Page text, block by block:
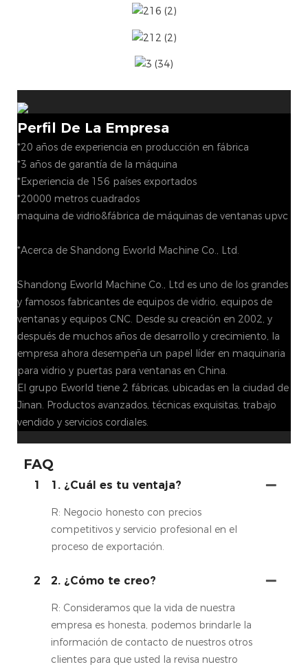
Perfil De La Empresa
*20 años de experiencia en producción en fábrica
*3 años de garantía de la máquina
*Experiencia de 156 países exportados
*20000 metros cuadrados
maquina de vidrio&fábrica de máquinas de ventanas upvc
*Acerca de Shandong Eworld Machine Co., Ltd.
Shandong Eworld Machine Co., Ltd es uno de los grandes
y famosos fabricantes de equipos de vidrio, equipos de
ventanas y equipos CNC. Desde su creación en 2002, y
después de muchos años de desarrollo y crecimiento, la
empresa ahora desempeña un papel líder en maquinaria
para vidrio y puertas para ventanas en China.
El grupo Eworld tiene 2 fábricas, ubicadas en la ciudad de
Jinan. Productos avanzados, técnicas exquisitas, trabajo
vendido y servicios cordiales.
FAQ
1 1. ¿Cuál es tu ventaja?
R: Negocio honesto con precios
competitivos y servicio profesional en el
proceso de exportación.
2 2. ¿Cómo te creo?
R: Consideramos que la vida de nuestra
empresa es honesta, podemos brindarle la
información de contacto de nuestros otros
clientes para que usted la revisa nuestro